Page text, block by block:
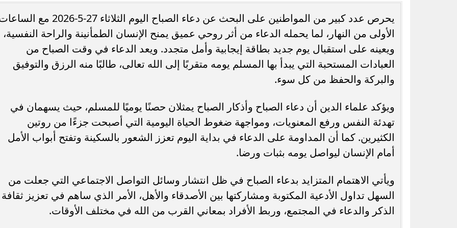
يحرص عدد كبير من المواطنين على البحث عن دعاء الصباح اليوم الثلاثاء 27-5-2026 مع
الأولى من النهار، لما يحمله الدعاء من أثر روحي عميق يمنح الإنسان الطمأنينة والراحة النفسية،
ويعينه على استقبال يوم جديد بطاقة إيجابية وأمل متجدد. ويعد الدعاء في وقت الصباح من
العبادات المستحبة التي يبدأ بها المسلم يومه متقربًا إلى الله تعالى، طالبًا منه الرزق والتوفيق
والبركة والحفظ من كل سوء.
ويؤكد علماء الدين أن دعاء الصباح وأذكار الصباح يمثلان حصنًا يوميًا للمسلم، حيث يسهمان في
تهدئة النفس ورفع المعنويات، ومواجهة ضغوط الحياة اليومية التي أصبحت جزءًا من روتين
الكثيرين. كما أن المداومة على الدعاء في بداية اليوم تعزز الشعور بالسكينة وتفتح أبواب الأمل
أمام الإنسان ليواصل يومه بثبات ورضا.
ويأتي الاهتمام المتزايد بدعاء الصباح في ظل انتشار وسائل التواصل الاجتماعي التي جعلت من
السهل تداول الأدعية المكتوبة ومشاركتها بين الأصدقاء والأهل، الأمر الذي ساهم في تعزيز ثقافة
الذكر والدعاء في المجتمع، وربط الأفراد بمعاني القرب من الله في مختلف الأوقات.
رسميًا.. جدول امتحانات الشهادة الإعدادية
الدور الثاني بالقاهرة 2026
تنسيق الطب 2026.. الحدود المتوقعة في
مجموعك يدخلك إيه؟.. مؤشرات